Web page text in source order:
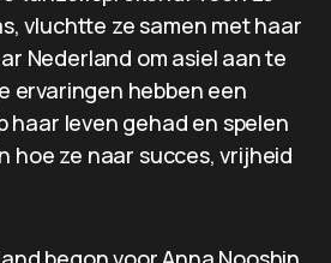
vluchtte ze samen met haar
Nederland om asiel aan te
ervaringen hebben een
haar leven gehad en spelen
hoe ze naar succes, vrijheid